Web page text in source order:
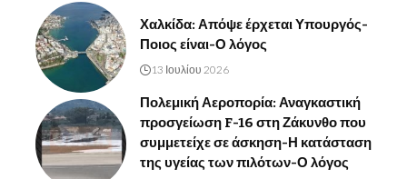
Χαλκίδα: Απόψε έρχεται Υπουργός-
Ποιος είναι-Ο λόγος
13 Ιουλίου 2026
Πολεμική Αεροπορία: Αναγκαστική
προσγείωση F-16 στη Ζάκυνθο που
συμμετείχε σε άσκηση-Η κατάσταση
της υγείας των πιλότων-Ο λόγος